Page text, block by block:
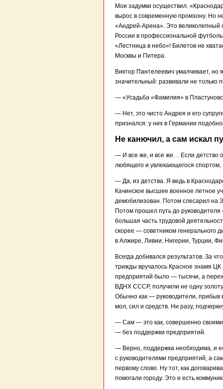
Мои задумки осуществил.
вырос в современную промзону. Но
«Андрей-Арена». Это великолепный
России в профессиональной
«Лестница в небо»! Билетов не
Москвы и Питера.
Виктор Пантелеевич умалчивает, но
значительный: развивали не только
— «Усадьба «Фамилия» в
— Нет, это чисто Андрея и его
признался: у них в Германии
Не канючил, а сам искал
— И все же, и все же… Если детство
любящего и увлекающегося спортом,
— Да, из детства. Я ведь в
Качинское высшее военное летное
демобилизован. Потом слесарил на
Потом прошел путь до
большая часть трудовой
скорее — советником генерального
в Алжире, Ливии, Нигерии, Турции,
Всегда добивался результатов. За
трижды вручалось Красное знамя
предприятий было — тысячи, а
ВДНХ СССР, получили не одну
Обычно как — руководители, прибыв
мол, сил и средств. Ни разу,
— Сам — это как, совершенно своими
— без поддержки предприятий.
— Верно, поддержка необходима, и
с руководителями предприятий, а
первому слово. Ну тот, как
помогали городу. Это и есть